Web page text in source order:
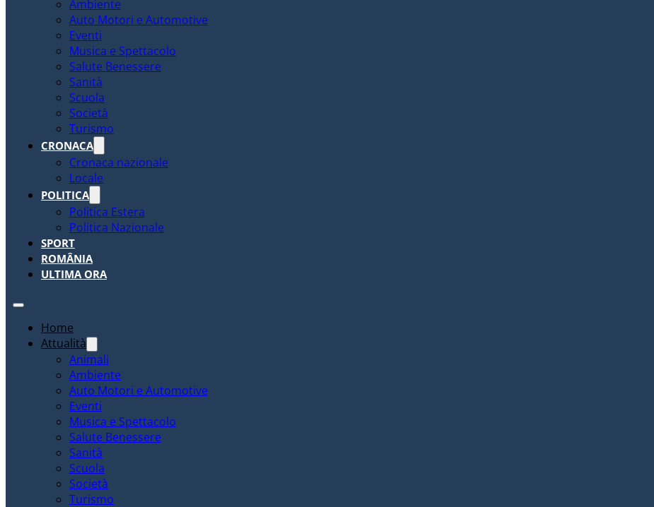
Ambiente
Auto Motori e Automotive
Eventi
Musica e Spettacolo
Salute Benessere
Sanità
Scuola
Società
Turismo
CRONACA
Cronaca nazionale
Locale
POLITICA
Politica Estera
Politica Nazionale
SPORT
ROMÂNIA
ULTIMA ORA
Home
Attualità
Animali
Ambiente
Auto Motori e Automotive
Eventi
Musica e Spettacolo
Salute Benessere
Sanità
Scuola
Società
Turismo